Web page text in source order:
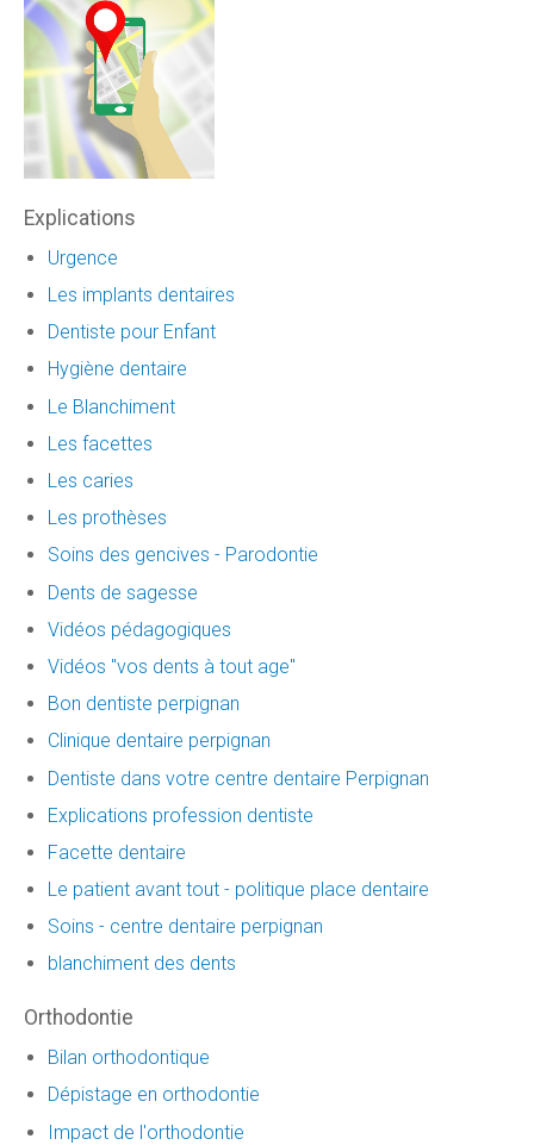
Explications
Urgence
Les implants dentaires
Dentiste pour Enfant
Hygiène dentaire
Le Blanchiment
Les facettes
Les caries
Les prothèses
Soins des gencives - Parodontie
Dents de sagesse
Vidéos pédagogiques
Vidéos "vos dents à tout age"
Bon dentiste perpignan
Clinique dentaire perpignan
Dentiste dans votre centre dentaire Perpignan
Explications profession dentiste
Facette dentaire
Le patient avant tout - politique place dentaire
Soins - centre dentaire perpignan
blanchiment des dents
Orthodontie
Bilan orthodontique
Dépistage en orthodontie
Impact de l'orthodontie